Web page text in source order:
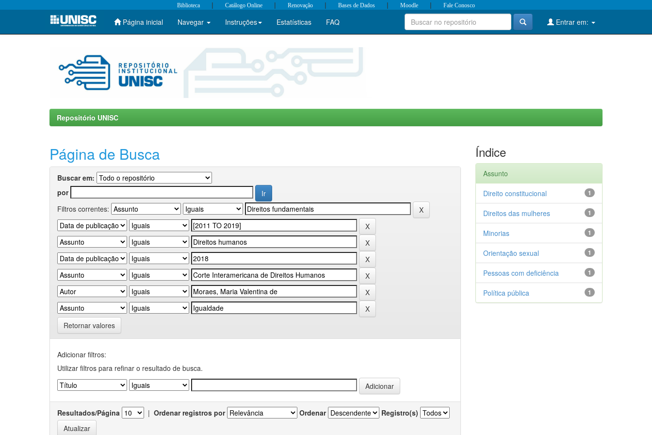
Skip
Biblioteca | Catálogo Online | Renovação | Bases de Dados | Moodle | Fale Conosco
Página inicial Navegar Instruções Estatísticas FAQ Entrar em:
Repositório UNISC
Página de Busca
Buscar em:
por
Filtros correntes:
Retornar valores
Adicionar filtros:
Utilizar filtros para refinar o resultado de busca.
Resultados/Página | Ordenar registros por Ordenar Registro(s)
Índice
Assunto
1
Direito constitucional
1
Direitos das mulheres
1
Minorias
1
Orientação sexual
1
Pessoas com deficiência
1
Política pública